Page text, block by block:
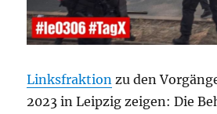
Linksfraktion zu den
2023 in Leipzig zeigen: Die